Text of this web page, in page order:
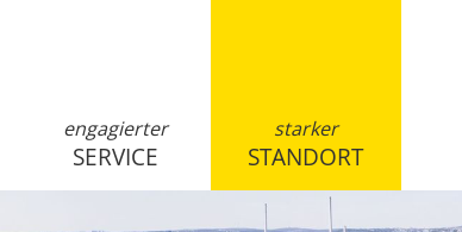
engagierter
SERVICE
starker
STANDORT